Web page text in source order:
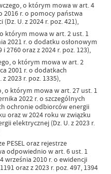
o którym mowa w art. 4
2016 r. o pomocy państwa
U. z 2024 r. poz. 421),
którym mowa w art. 2 ust. 1
2021 r. o dodatku osłonowym
i 2760 oraz z 2024 r. poz. 123),
o którym mowa w art. 2
2001 r. o dodatkach
2023 r. poz. 1335),
o którym mowa w art. 27 ust. 1
2022 r. o szczególnych
ochronie odbiorców energii
oraz w 2024 roku w związku
elektrycznej (Dz. U. z 2023 r.
PESEL oraz rejestrze
odpowiednio w art. 6 ust. 1
września 2010 r. o ewidencji
oraz z 2023 r. poz. 497, 1394